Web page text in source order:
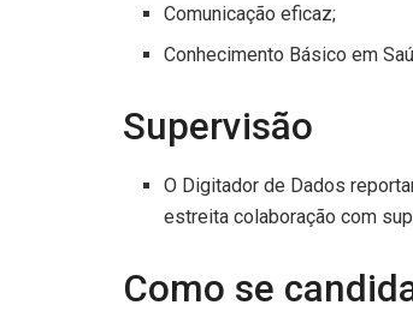
Comunicação eficaz;
Conhecimento Básico em
Supervisão
O Digitador de Dados
estreita colaboração com
Como se